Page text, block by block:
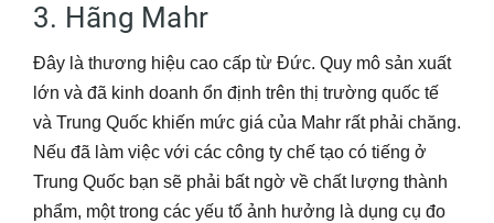
3. Hãng Mahr
Đây là thương hiệu cao cấp từ Đức. Quy mô sản xuất
lớn và đã kinh doanh ổn định trên thị trường quốc tế
và Trung Quốc khiến mức giá của Mahr rất phải chăng.
Nếu đã làm việc với các công ty chế tạo có tiếng ở
Trung Quốc bạn sẽ phải bất ngờ về chất lượng thành
phẩm, một trong các yếu tố ảnh hưởng là dụng cụ đo